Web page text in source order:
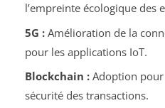
l’empreinte écologique des
5G :Amélioration de la
pour les applications IoT.
Blockchain :Adoption pour
sécurité des transactions.